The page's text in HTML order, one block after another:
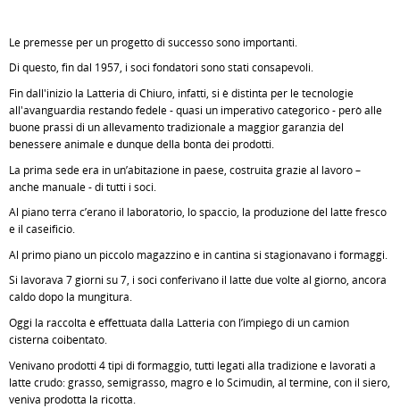
Le premesse per un progetto di successo sono importanti.
Di questo, fin dal 1957, i soci fondatori sono stati consapevoli.
Fin dall'inizio la Latteria di Chiuro, infatti, si è distinta per le tecnologie
all'avanguardia restando fedele - quasi un imperativo categorico - però alle
buone prassi di un allevamento tradizionale a maggior garanzia del
benessere animale e dunque della bontà dei prodotti.
La prima sede era in un’abitazione in paese, costruita grazie al lavoro –
anche manuale - di tutti i soci.
Al piano terra c’erano il laboratorio, lo spaccio, la produzione del latte fresco
e il caseificio.
Al primo piano un piccolo magazzino e in cantina si stagionavano i formaggi.
Si lavorava 7 giorni su 7, i soci conferivano il latte due volte al giorno, ancora
caldo dopo la mungitura.
Oggi la raccolta è effettuata dalla Latteria con l’impiego di un camion
cisterna coibentato.
Venivano prodotti 4 tipi di formaggio, tutti legati alla tradizione e lavorati a
latte crudo: grasso, semigrasso, magro e lo Scimudin, al termine, con il siero,
veniva prodotta la ricotta.